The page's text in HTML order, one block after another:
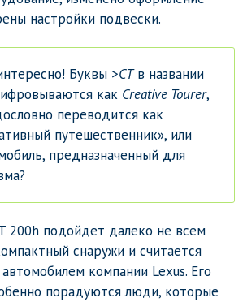
настройки подвески.
Буквы >CTв названии
как Creative Tourer,
переводится как
путешественник», или
предназначенный для
200h подойдет далеко не всем
снаружи и считается
компании Lexus. Его
порадуются люди, которые